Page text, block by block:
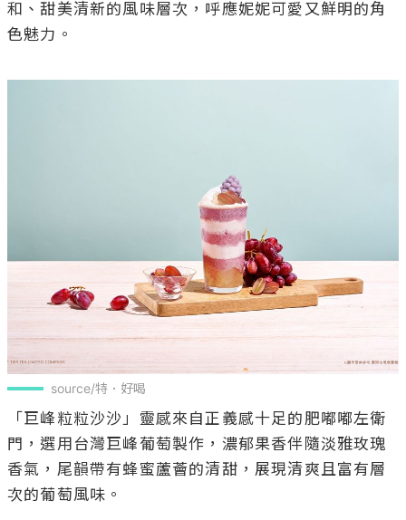
和、甜美清新的風味層次，呼應妮妮可愛又鮮明的角
色魅力。
source/特．好喝
「巨峰粒粒沙沙」靈感來自正義感十足的肥嘟嘟左衛
門，選用台灣巨峰葡萄製作，濃郁果香伴隨淡雅玫瑰
香氣，尾韻帶有蜂蜜蘆薈的清甜，展現清爽且富有層
次的葡萄風味。